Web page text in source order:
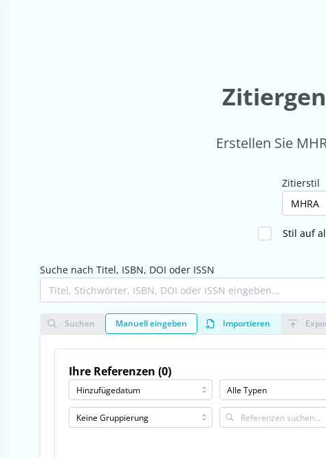
Erstellen Sie
Zitierstil
Stil auf
Suche nach Titel, ISBN, DOI oder ISSN
Suchen Manuell eingeben Importieren
Ihre Referenzen (0)